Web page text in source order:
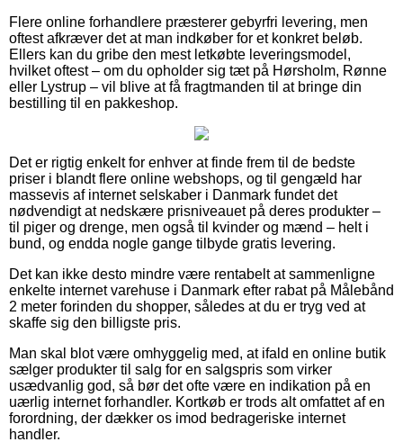
Flere online forhandlere præsterer gebyrfri levering, men
oftest afkræver det at man indkøber for et konkret beløb.
Ellers kan du gribe den mest letkøbte leveringsmodel,
hvilket oftest – om du opholder sig tæt på Hørsholm, Rønne
eller Lystrup – vil blive at få fragtmanden til at bringe din
bestilling til en pakkeshop.
Det er rigtig enkelt for enhver at finde frem til de bedste
priser i blandt flere online webshops, og til gengæld har
massevis af internet selskaber i Danmark fundet det
nødvendigt at nedskære prisniveauet på deres produkter –
til piger og drenge, men også til kvinder og mænd – helt i
bund, og endda nogle gange tilbyde gratis levering.
Det kan ikke desto mindre være rentabelt at sammenligne
enkelte internet varehuse i Danmark efter rabat på Målebånd
2 meter forinden du shopper, således at du er tryg ved at
skaffe sig den billigste pris.
Man skal blot være omhyggelig med, at ifald en online butik
sælger produkter til salg for en salgspris som virker
usædvanlig god, så bør det ofte være en indikation på en
uærlig internet forhandler. Kortkøb er trods alt omfattet af en
forordning, der dækker os imod bedrageriske internet
handler.